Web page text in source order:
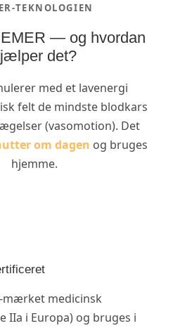
TEKNOLOGIEN
— og hvordan
det?
med et lavenergi
felt de mindste blodkars
(vasomotion). Det
om dagen og bruges
hjemme.
mærket medicinsk
IIa i Europa) og bruges i